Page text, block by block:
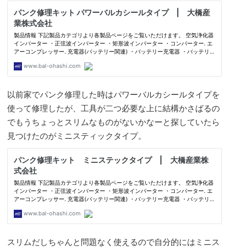
以前家でパンク修理した時はパワーバルカシールタイプを
使って修理したが、工具が二つ必要な上に結構かさばるの
でもうちょっとスリムなものがないかなーと探していたら
見つけたのがミニスティックタイプ。
スリムだしちゃんと問題なく使えるので自分的にはミニス